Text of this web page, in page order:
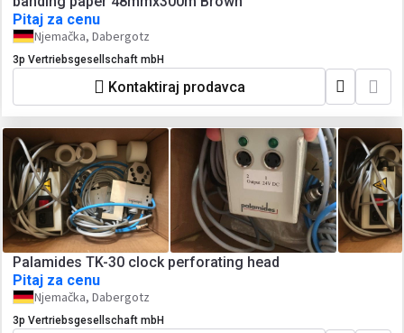
Pitaj za cenu
Njemačka, Dabergotz
3p Vertriebsgesellschaft mbH
Kontaktiraj prodavca
Palamides TK-30 clock perforating head
Pitaj za cenu
Njemačka, Dabergotz
3p Vertriebsgesellschaft mbH